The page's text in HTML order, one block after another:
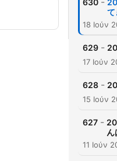
630
て
18 Ιούν
629 -
17 Ιούν
628 -
15 Ιούν
627 -
11 Ιούν